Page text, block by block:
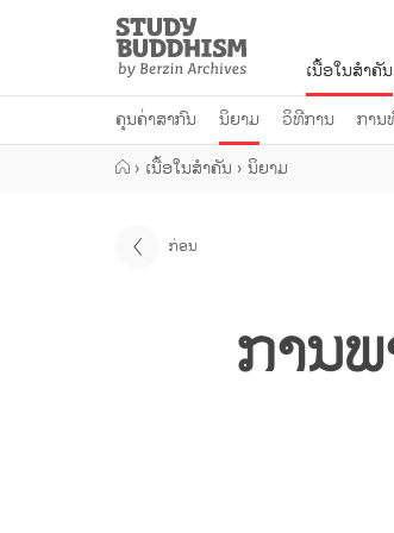
Study
Buddhism
Home
ເນື້ອໃນສຳຄັນ
ຄຸນຄ່າສາກົນ
ນິຍາມ ວິທີການ ການ
› ເນື້ອໃນສຳຄັນ › ນິຍາມ
ກ່ອນ
ການ